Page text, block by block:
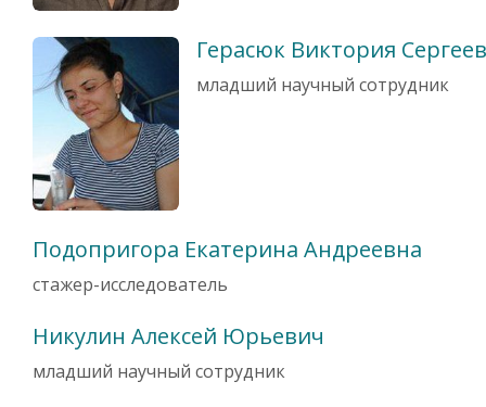
Герасюк Виктория
младший научный сотрудник
Подопригора Екатерина Андреевна
стажер-исследователь
Никулин Алексей Юрьевич
младший научный сотрудник